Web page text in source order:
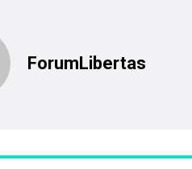
ForumLibertas